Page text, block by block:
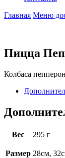
Главная Меню
Пицца
Колбаса
Вес 295 г
Размер 28см,